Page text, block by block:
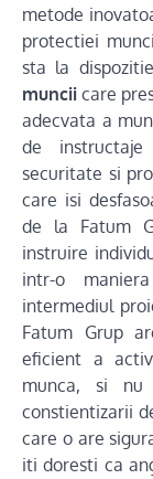
metode
protectiei
sta la
muncii care
adecvata a
de
securitate si
care isi
de la Fatum
instruire
intr-o
intermediul
Fatum Grup
eficient a
munca, si
constientizarii
care o are
iti doresti ca